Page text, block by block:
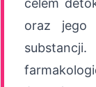
celem
oraz jego